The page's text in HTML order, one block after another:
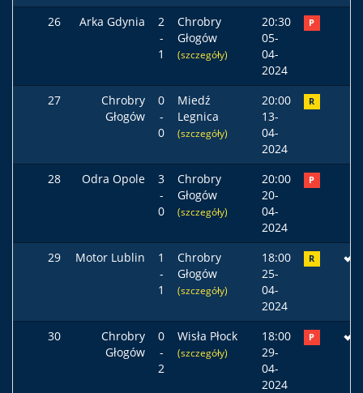
26 Arka Gdynia
2
-
1
Chrobry
Głogów
(szczegóły)
20:30
05-
04-
2024
P
27
Chrobry
Głogów
0
-
0
Miedź
Legnica
(szczegóły)
20:00
13-
04-
2024
R
28 Odra Opole
3
-
0
Chrobry
Głogów
(szczegóły)
20:00
20-
04-
2024
P
29 Motor Lublin
1
-
1
Chrobry
Głogów
(szczegóły)
18:00
25-
04-
2024
R
30
Chrobry
Głogów
0
-
2
Wisła Płock
(szczegóły)
18:00
29-
04-
2024
P